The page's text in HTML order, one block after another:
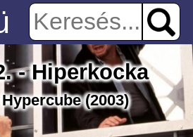
- Hiperkocka
(2003)